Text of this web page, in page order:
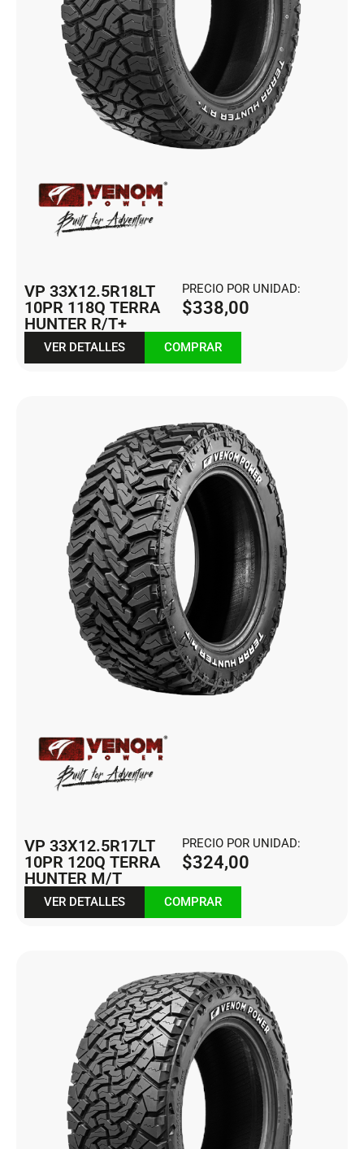
VP 33X12.5R18LT
10PR 118Q TERRA
HUNTER R/T+
PRECIO POR UNIDAD:
$338,00
VER DETALLES COMPRAR
VP 33X12.5R17LT
10PR 120Q TERRA
HUNTER M/T
PRECIO POR UNIDAD:
$324,00
VER DETALLES COMPRAR